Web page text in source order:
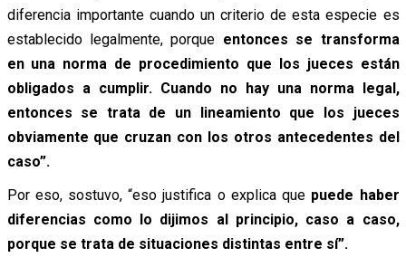
diferencia importante cuando un criterio de esta especie es
establecido legalmente, porque entonces se transforma
en una norma de procedimiento que los jueces están
obligados a cumplir. Cuando no hay una norma legal,
entonces se trata de un lineamiento que los jueces
obviamente que cruzan con los otros antecedentes del
caso”.
Por eso, sostuvo, “eso justifica o explica que puede haber
diferencias como lo dijimos al principio, caso a caso,
porque se trata de situaciones distintas entre sí”.